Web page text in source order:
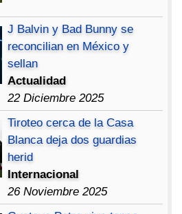
J Balvin y Bad Bunny se
reconcilian en México y
sellan
Actualidad
22 Diciembre 2025
Tiroteo cerca de la Casa
Blanca deja dos guardias
herid
Internacional
26 Noviembre 2025